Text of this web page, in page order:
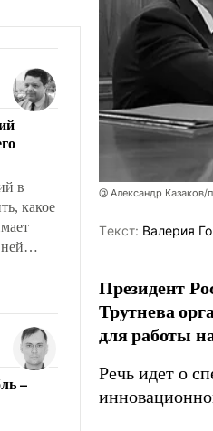
в
какое
неё
просто
но –
–
@ Александр
Tекст: Валерия
Президент
Трутнева
для работы
Речь идет о